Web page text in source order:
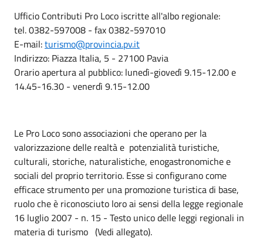
Ufficio Contributi Pro Loco iscritte all'albo regionale:
tel. 0382-597008 - fax 0382-597010
E-mail:turismo@provincia.pv.it
Indirizzo: Piazza Italia, 5 - 27100 Pavia
Orario apertura al pubblico: lunedì-giovedì 9.15-12.00 e
14.45-16.30 - venerdì 9.15-12.00
Le Pro Loco sono associazioni che operano per la
valorizzazione delle realtà e potenzialità turistiche,
culturali, storiche, naturalistiche, enogastronomiche e
sociali del proprio territorio. Esse si configurano come
efficace strumento per una promozione turistica di base,
ruolo che è riconosciuto loro ai sensi della legge regionale
16 luglio 2007 - n. 15 - Testo unico delle leggi regionali in
materia di turismo (Vedi allegato).